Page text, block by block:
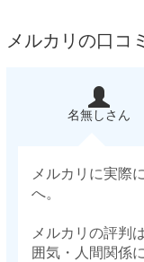
メルカリの口コ
名無しさん
メルカリに実際
へ。
メルカリの評判
囲気・人間関係